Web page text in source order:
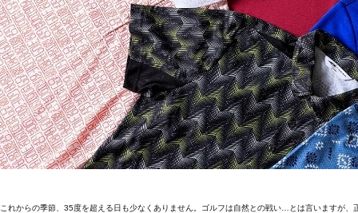
これからの季節、35度を超える日も少なくありません。ゴルフは自然との戦い…とは言いますが、